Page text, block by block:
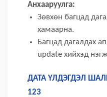
Анхааруулга:
Зөвхөн багцад
хамаарна.
Багцад дагалдах
update хийхэд
ДАТА ҮЛДЭГДЭЛ
123